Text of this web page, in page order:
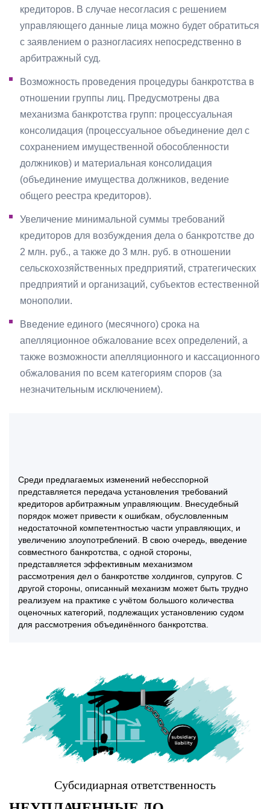
кредиторов. В случае несогласия с решением
управляющего данные лица можно будет обратиться
с заявлением о разногласиях непосредственно в
арбитражный суд.
Возможность проведения процедуры банкротства в
отношении группы лиц. Предусмотрены два
механизма банкротства групп: процессуальная
консолидация (процессуальное объединение дел с
сохранением имущественной обособленности
должников) и материальная консолидация
(объединение имущества должников, ведение
общего реестра кредиторов).
Увеличение минимальной суммы требований
кредиторов для возбуждения дела о банкротстве до
2 млн. руб., а также до 3 млн. руб. в отношении
сельскохозяйственных предприятий, стратегических
предприятий и организаций, субъектов естественной
монополии.
Введение единого (месячного) срока на
апелляционное обжалование всех определений, а
также возможности апелляционного и кассационного
обжалования по всем категориям споров (за
незначительным исключением).
Среди предлагаемых изменений небесспорной
представляется передача установления требований
кредиторов арбитражным управляющим. Внесудебный
порядок может привести к ошибкам, обусловленным
недостаточной компетентностью части управляющих, и
увеличению злоупотреблений. В свою очередь, введение
совместного банкротства, с одной стороны,
представляется эффективным механизмом
рассмотрения дел о банкротстве холдингов, супругов. С
другой стороны, описанный механизм может быть трудно
реализуем на практике с учётом большого количества
оценочных категорий, подлежащих установлению судом
для рассмотрения объединённого банкротства.
Субсидиарная ответственность